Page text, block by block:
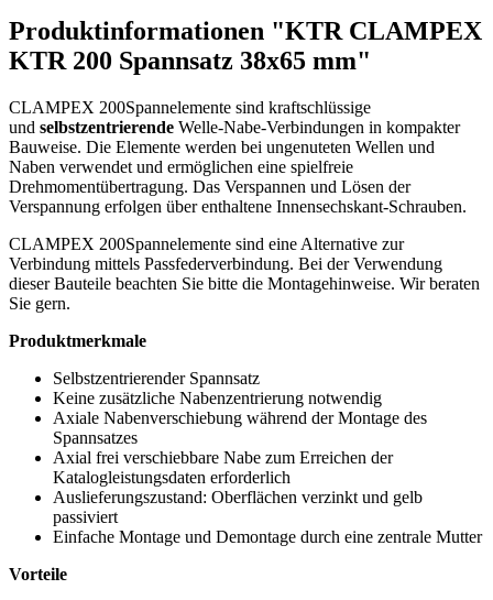
Produktinformationen "KTR CLAMPEX
KTR 200 Spannsatz 38x65 mm"
CLAMPEX 200Spannelemente sind kraftschlüssige
und selbstzentrierende Welle-Nabe-Verbindungen in kompakter
Bauweise. Die Elemente werden bei ungenuteten Wellen und
Naben verwendet und ermöglichen eine spielfreie
Drehmomentübertragung. Das Verspannen und Lösen der
Verspannung erfolgen über enthaltene Innensechskant-Schrauben.
CLAMPEX 200Spannelemente sind eine Alternative zur
Verbindung mittels Passfederverbindung. Bei der Verwendung
dieser Bauteile beachten Sie bitte die Montagehinweise. Wir beraten
Sie gern.
Produktmerkmale
Selbstzentrierender Spannsatz
Keine zusätzliche Nabenzentrierung notwendig
Axiale Nabenverschiebung während der Montage des
Spannsatzes
Axial frei verschiebbare Nabe zum Erreichen der
Katalogleistungsdaten erforderlich
Auslieferungszustand: Oberflächen verzinkt und gelb
passiviert
Einfache Montage und Demontage durch eine zentrale Mutter
Vorteile